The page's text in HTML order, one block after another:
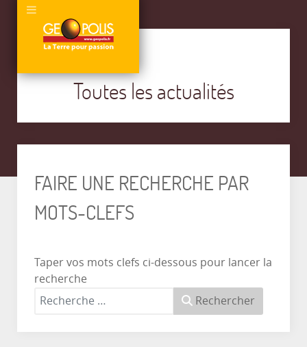
Toutes les actualités
FAIRE UNE RECHERCHE PAR
MOTS-CLEFS
Taper vos mots clefs ci-dessous pour lancer la
recherche
Rechercher